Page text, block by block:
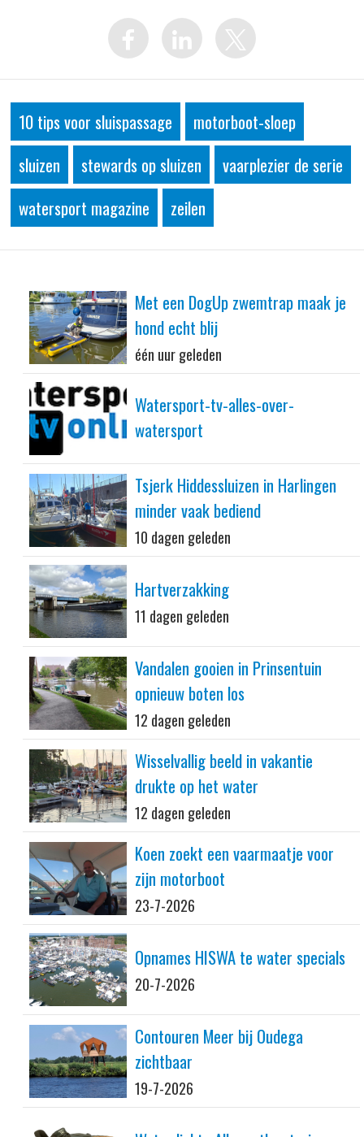
10 tips voor sluispassage
motorboot-sloep
sluizen
stewards op sluizen
vaarplezier de serie
watersport magazine
zeilen
Met een DogUp zwemtrap maak je
hond echt blij
één uur geleden
Watersport-tv-alles-over-
watersport
Tsjerk Hiddessluizen in Harlingen
minder vaak bediend
10 dagen geleden
Hartverzakking
11 dagen geleden
Vandalen gooien in Prinsentuin
opnieuw boten los
12 dagen geleden
Wisselvallig beeld in vakantie
drukte op het water
12 dagen geleden
Koen zoekt een vaarmaatje voor
zijn motorboot
23-7-2026
Opnames HISWA te water specials
20-7-2026
Contouren Meer bij Oudega
zichtbaar
19-7-2026